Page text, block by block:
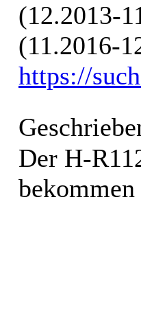
(12.2013-
(11.2016-
https://
Der H-